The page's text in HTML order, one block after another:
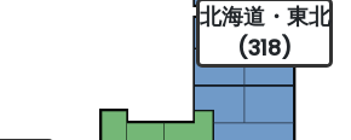
北海道・東北
(318)